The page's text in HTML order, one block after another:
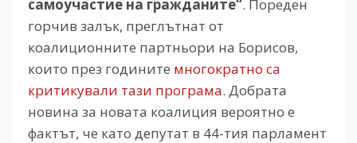
самоучастие на гражданите“. Пореден
горчив залък, преглътнат от
коалиционните партньори на Борисов,
които през годините многократно са
критикували тази програма. Добрата
новина за новата коалиция вероятно е
фактът, че като депутат в 44-тия парламент